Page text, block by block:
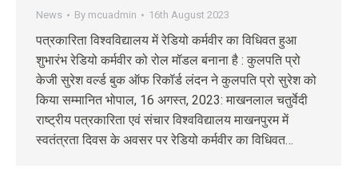
News By mcuadmin 16th August 2023
पत्रकारिता विश्वविद्यालय में रेडियो कर्मवीर का विधिवत हुआ
शुभारंभ रेडियो कर्मवीर को रोल मॉडल बनाना है : कुलपति प्रो
केजी सुरेश वर्ल्ड बुक ऑफ रिकॉर्ड लंदन ने कुलपति प्रो सुरेश को
किया सम्मानित भोपाल, 16 अगस्‍त, 2023: माखनलाल चतुर्वेदी
राष्ट्रीय पत्रकारिता एवं संचार विश्वविद्यालय माखनपुरम में
स्वतंत्रता दिवस के अवसर पर रेडियो कर्मवीर का विधिवत…